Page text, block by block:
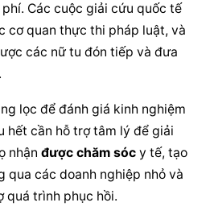
Các cuộc giải cứu quốc tế
cơ quan thực thi pháp luật, và
các nữ tu đón tiếp và đưa
lọc để đánh giá kinh nghiệm
hết cần hỗ trợ tâm lý để giải
nhận được chăm sóc y tế, tạo
qua các doanh nghiệp nhỏ và
quá trình phục hồi.